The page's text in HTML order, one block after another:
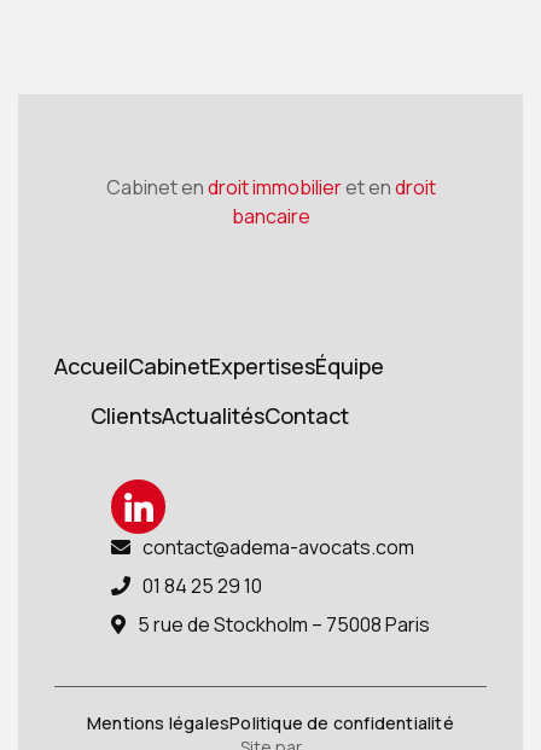
Cabinet endroit immobilieret endroit
bancaire
AccueilCabinetExpertisesÉquipe
ClientsActualitésContact
 contact@adema-avocats.com
 01 84 25 29 10
 5 rue de Stockholm – 75008 Paris
Mentions légalesPolitique de confidentialité